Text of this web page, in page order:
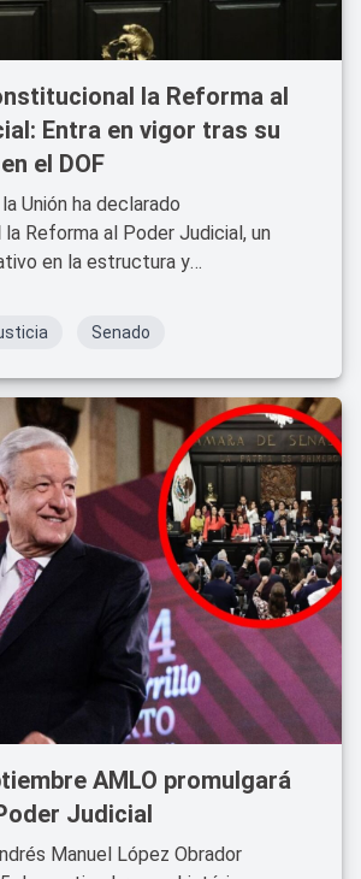
la Reforma al
Entra en vigor tras su
el DOF
Unión ha declarado
la Reforma al Poder Judicial, un
en la estructura y
Senado
AMLO promulgará
Judicial
Manuel López Obrador